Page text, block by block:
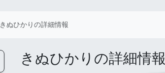
きぬひかりの詳細情報
きぬひかりの詳細情報